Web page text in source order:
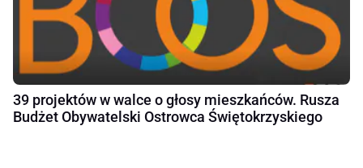
39 projektów w walce o głosy mieszkańców. Rusza
Budżet Obywatelski Ostrowca Świętokrzyskiego